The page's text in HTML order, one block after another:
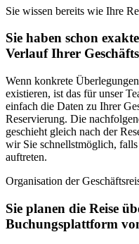
Sie wissen bereits wie Ihre
Sie haben schon
Verlauf Ihrer
Wenn konkrete
existieren, ist das für unser
einfach die Daten zu Ihrer
Reservierung. Die
geschieht gleich nach der
wir Sie schnellstmöglich,
auftreten.
Organisation der
Sie planen die Reise
Buchungsplattform